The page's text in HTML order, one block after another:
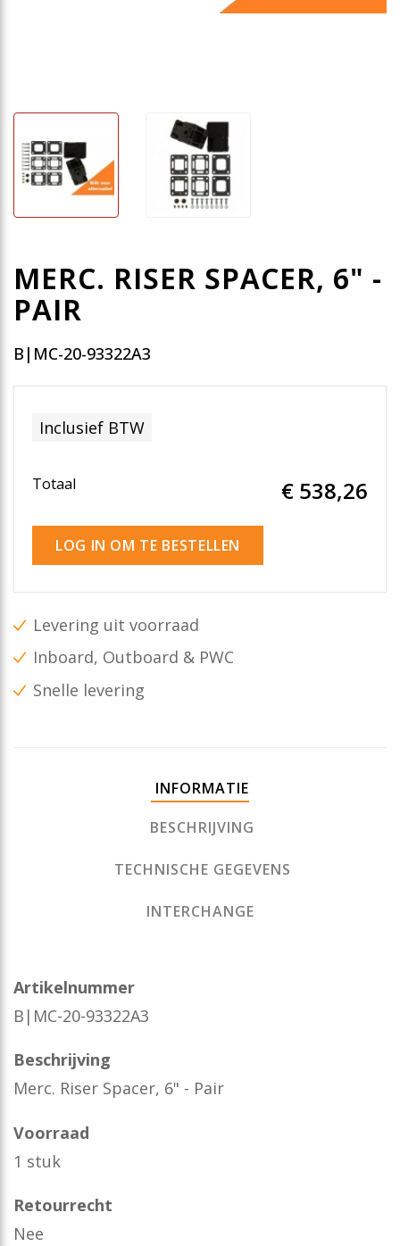
MERC. RISER SPACER, 6" -
PAIR
B|MC-20-93322A3
Inclusief BTW
Totaal € 538,26
LOG IN OM TE BESTELLEN
Levering uit voorraad
Inboard, Outboard & PWC
Snelle levering
INFORMATIE
BESCHRIJVING
TECHNISCHE GEGEVENS
INTERCHANGE
Artikelnummer
B|MC-20-93322A3
Beschrijving
Merc. Riser Spacer, 6" - Pair
Voorraad
1 stuk
Retourrecht
Nee